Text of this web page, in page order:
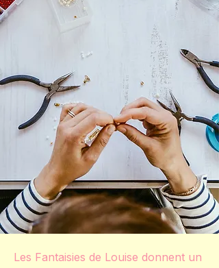
Les Fantaisies de Louise donnent un